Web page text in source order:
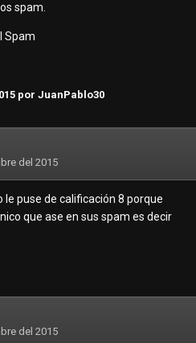
spam.
Spam
por JuanPablo30
del 2015
puse de calificación 8 porque
que ase en sus spam es decir
del 2015